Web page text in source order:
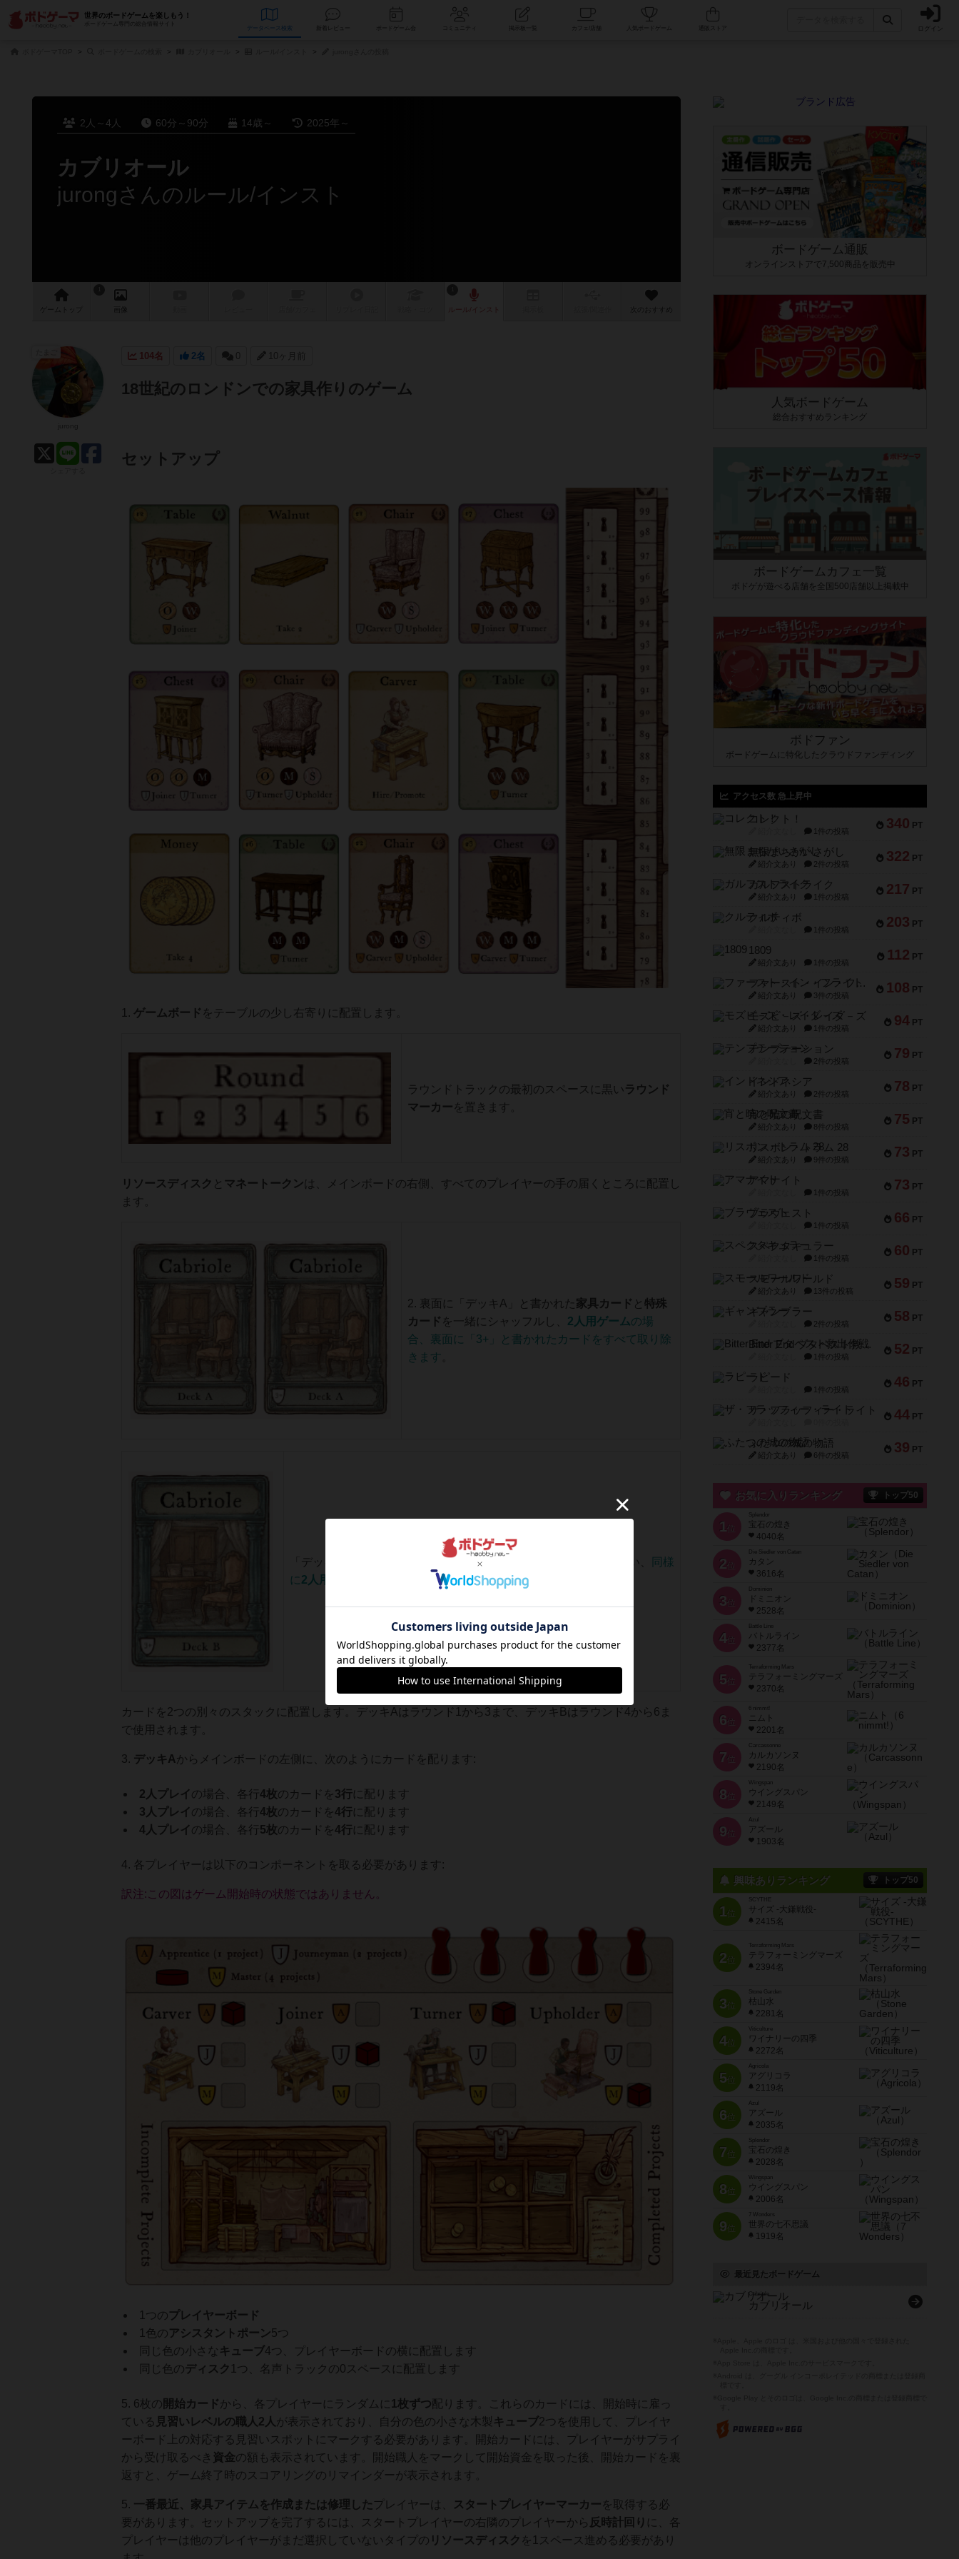
世界のボードゲームを楽しもう！
ボードゲーム専門の総合情報サイト
データベース コミュニティ 人気ボードゲーム ログイン
2人～4人 60分～90分 14歳～ 2025年～
カブリオール
jurongさんのルール/インスト
ゲーム 画像 次のおすすめ
104名 2名 0 10ヶ月前
18世紀のロンドンでの家具作りのゲーム
セットアップ
1. ゲームボード をテーブルの少し右寄りに配置します。
ラウンドトラックの最初のスペースに黒いラウンド
マーカー を置きます。
リソースディスク と マネートークンは、メインボードの右側、すべてのプレイヤーの手の届くところに配置し
ます。
2. 裏面に「デッキA」と書かれた 家具カード と 特殊
カード を一緒にシャッフルし、 2人用ゲームの場
合、裏面に「3+」と書かれたカードをすべて取り除
きます
「デッキB」と書かれた家具カードと特殊カードにも同じことを行い、
同様
に 2人用 ゲームの場合は裏面に「3+」のカードを取り除きます
カードを2つの別々のスタックに配置します。デッキAはラウンド1から3まで、デッキBはラウンド4から6ま
で使用されます。
3. デッキAからメインボードの左側に、次のようにカードを配ります:
2人プレイ の場合、各行 4枚のカードを3行に配ります
3人プレイ の場合、各行 4枚のカードを4行に配ります
4人プレイ の場合、各行 5枚のカードを4行に配ります
4. 各プレイヤーは以下のコンポーネントを取る必要があります:
訳注:この図はゲーム開始時の状態ではありません。
1つのプレイヤーボード
1色のアシスタントポーン5つ
同じ色の小さな キューブ4つ、プレイヤーボードの横に配置します
同じ色のディスク 1つ、名声トラックの0スペースに配置します
5. 6枚の 開始カードから、各プレイヤーにランダムに 1枚ずつ配ります。これらのカードには、開始時に雇っ
ている 見習いレベルの職人 2人 が表示されており、自分の色の小さな木製 キューブ2つを使用して、プレイヤ
ーボード上の対応する見習いスポットにマークする必要があります。開始カードには、プレイヤーがサプライ
から受け取るべき 資金の額も表示されています。開始職人をマークして開始資金を取った後、開始カードを裏
返すと、ゲーム終了時のスコアリングのリマインダーが表示されます。
5. 一番最近、家具アイテムを作成または修理した プレイヤーは、 スタートプレイヤーマーカー を取得する必
要があります。セットアップを完了するには、スタートプレイヤーの右隣のプレイヤーから 反時計回り
に、各
プレイヤーは他のプレイヤーがまだ選択していないタイプの リソースディスク を1スペース進める必要があり
ボードゲーム通販
オンラインストアで7,500商品を販売中
人気ボードゲーム
総合おすすめランキング
ボードゲームカフェ一覧
ボドゲが遊べる店舗を全国500店舗以上掲載中
ボドファン
ボードゲームに特化したクラウドファンディング
アクセス数 急上昇中
340 PT
コレクト！
1件の投稿
322 PT
無限まちがいさがし
紹介文あり 2件の投稿
217 PT
ガルフストライク
紹介文あり 1件の投稿
203 PT
クルティボ
1件の投稿
112 PT
1809
紹介文あり 1件の投稿
108 PT
ファースト・イン・フライト
紹介文あり 3件の投稿
94 PT
モズビ－ズ・レイダ－ズ
紹介文あり 1件の投稿
79 PT
テンプテーション
2件の投稿
78 PT
インドネシア
紹介文あり 2件の投稿
75 PT
宵と暁の呪文書
紹介文あり 8件の投稿
73 PT
リスボン・トラム 28
紹介文あり 9件の投稿
73 PT
アマナイト
1件の投稿
66 PT
ブラヴェスト
1件の投稿
60 PT
スペクタキュラー
1件の投稿
59 PT
スモールワールド
紹介文あり 13件の投稿
58 PT
ギャンブラー
2件の投稿
52 PT
Bitter End ブタペスト救出作戦
1件の投稿
46 PT
ラピード
1件の投稿
44 PT
ザ・フラッフィー・ライト
39 PT
ふたつの城の物語
紹介文あり 6件の投稿
お気に入りランキング トップ50
1 位
宝石の煌き
4040名
2 位
Die Siedler von Catan
カタン
3616名
3 位
ドミニオン
2528名
4位
Battle Line
バトルライン
2377名
5 位
Terraforming Mars
テラフォーミングマーズ
2370名
6 位
ニムト
2201名
7 位
Carcassonne
カルカソンヌ
2190名
8 位
Wingspan
ウイングスパン
2149名
9 位
Azul
アズール
1903名
興味ありランキング トップ50
1位
SCYTHE
サイズ -大鎌戦役-
2415名
2位
Terraforming Mars
テラフォーミングマーズ
2394名
3位
Stone Garden
枯山水
2281名
4位
Viticulture
ワイナリーの四季
2272名
5位
Agricola
アグリコラ
2119名
6位
Azul
アズール
2035名
7位
宝石の煌き
2028名
8位
Wingspan
ウイングスパン
2006名
9位
7 Wonders
世界の七不思議
1919名
最近見たボードゲーム
Cabriole
カブリオール